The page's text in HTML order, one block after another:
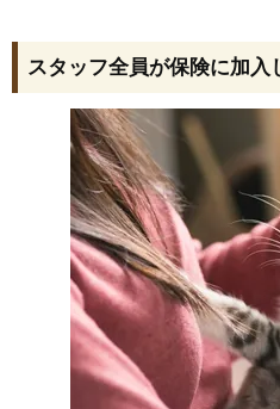
スタッフ全員が保険に加入